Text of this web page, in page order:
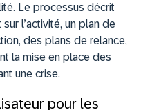
Le processus décrit
l’activité, un plan de
des plans de relance,
la mise en place des
une crise.
pour les